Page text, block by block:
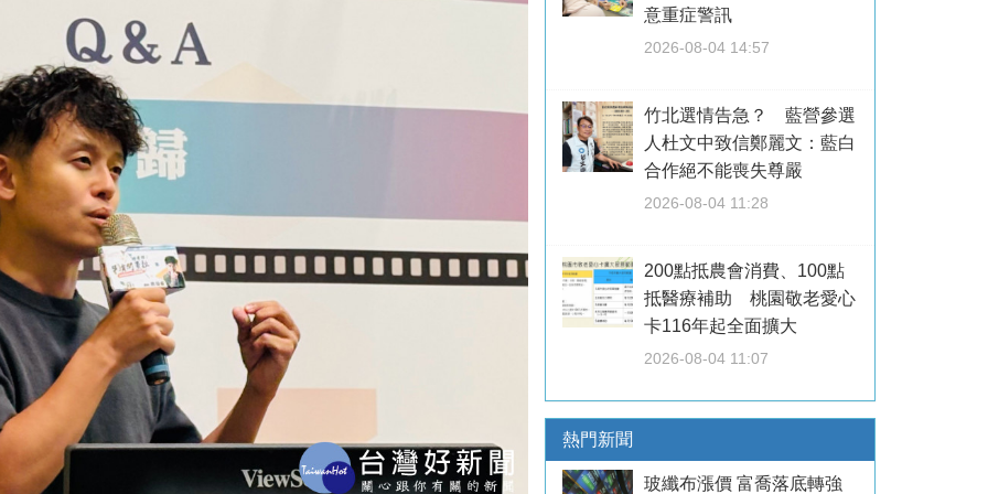
意重症警訊
2026-08-04 14:57
竹北選情告急？ 藍營參選
人杜文中致信鄭麗文：藍白
合作絕不能喪失尊嚴
2026-08-04 11:28
200點抵農會消費、100點
抵醫療補助 桃園敬老愛心
卡116年起全面擴大
2026-08-04 11:07
熱門新聞
玻纖布漲價 富喬落底轉強